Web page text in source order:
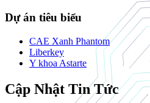
Dự án tiêu biểu
CAE Xanh Phantom
Liberkey
Y khoa Astarte
Cập Nhật Tin Tức